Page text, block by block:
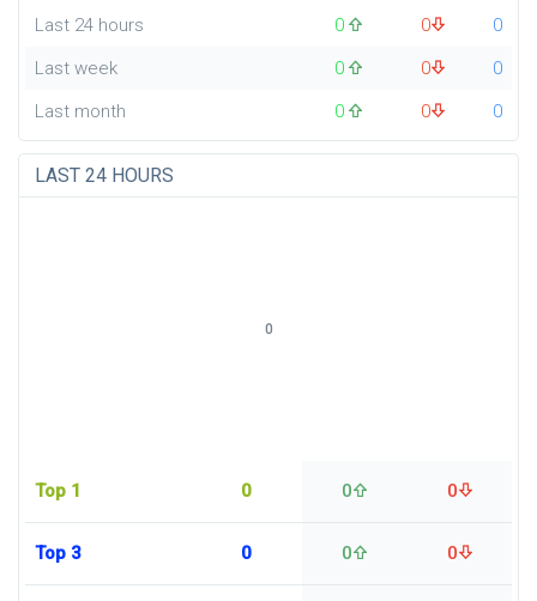
Last 24 hours 0 0
0
Last week
0 0
0
Last month
0 0 0
LAST 24 HOURS
Top 1 0 0 0
Top 3 0 0 0
0